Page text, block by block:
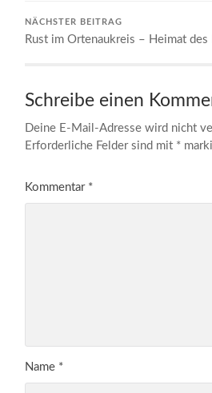
NÄCHSTER BEITRAG
Rust im Ortenaukreis – Heimat des
Schreibe einen
Deine E-Mail-Adresse wird nicht
Erforderliche Felder sind mit *
Kommentar *
Name *